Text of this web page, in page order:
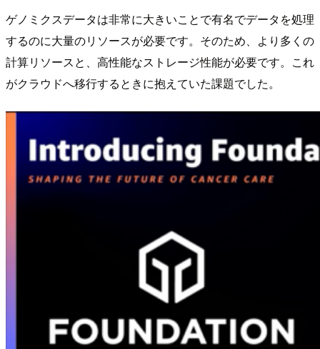
ゲノミクスデータは非常に大きいことで有名でデータを処理
するのに大量のリソースが必要です。そのため、より多くの
計算リソースと、高性能なストレージ性能が必要です。これ
がクラウドへ移行するときに抱えていた課題でした。